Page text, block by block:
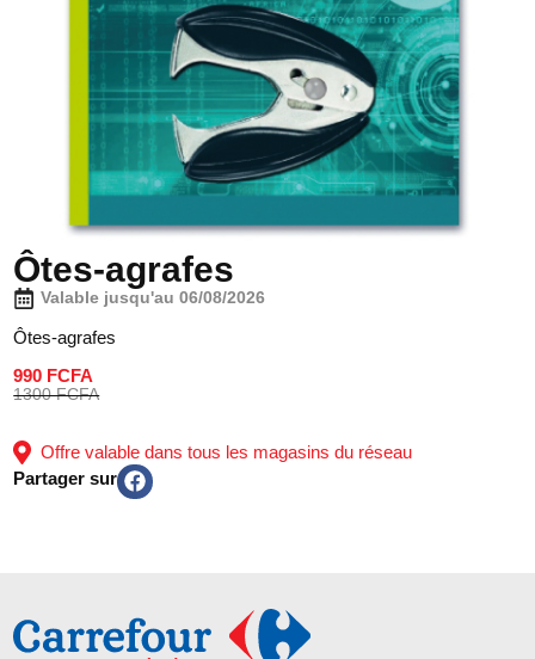
Ôtes-agrafes
Valable jusqu'au 06/08/2026
Ôtes-agrafes
990 FCFA
1300 FCFA
Offre valable dans tous les magasins du réseau
Partager sur